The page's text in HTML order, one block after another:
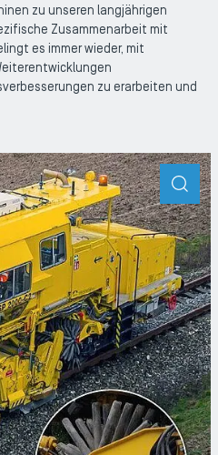
zu unseren langjährigen
Zusammenarbeit mit
es immer wieder, mit
zu erarbeiten und